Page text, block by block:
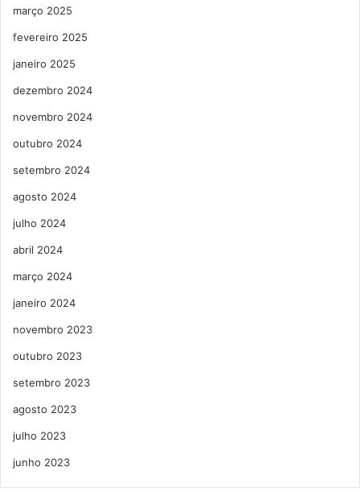
março 2025
fevereiro 2025
janeiro 2025
dezembro 2024
novembro 2024
outubro 2024
setembro 2024
agosto 2024
julho 2024
abril 2024
março 2024
janeiro 2024
novembro 2023
outubro 2023
setembro 2023
agosto 2023
julho 2023
junho 2023